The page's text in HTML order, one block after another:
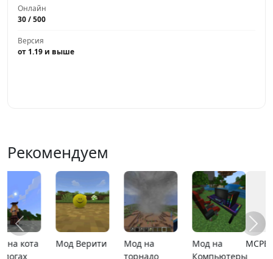
Онлайн
30 / 500
Версия
от 1.19 и выше
Рекомендуем
MCPE 26.13 MCPE 26.1
Карта
расширяющийся
Карта ада